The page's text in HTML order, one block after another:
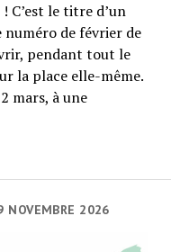
NOVEMBRE 2026
C’est le titre d’un
numéro de février de
pendant tout le
la place elle-même.
mars, à une